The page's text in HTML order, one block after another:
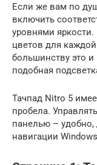
Если же вам по
включить
уровнями
цветов для
большинству это
подобная
Тачпад Nitro 5
пробела.
панелью – удобно,
навигации